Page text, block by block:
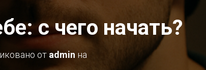
с чего начать?
от admin на